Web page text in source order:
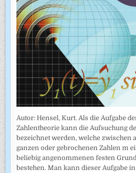
Autor: Hensel, Kurt. Als die Aufgabe
Zahlentheorie kann die Aufsuchung
bezeichnet werden, welche zwischen
ganzen oder gebrochenen Zahlen m
beliebig angenommenen festen
bestehen. Man kann dieser Aufgabe